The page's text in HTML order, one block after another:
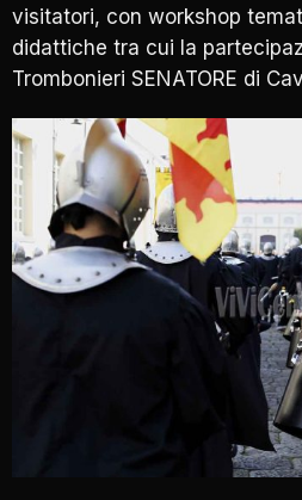
visitatori, con workshop
didattiche tra cui la
Trombonieri SENATORE di